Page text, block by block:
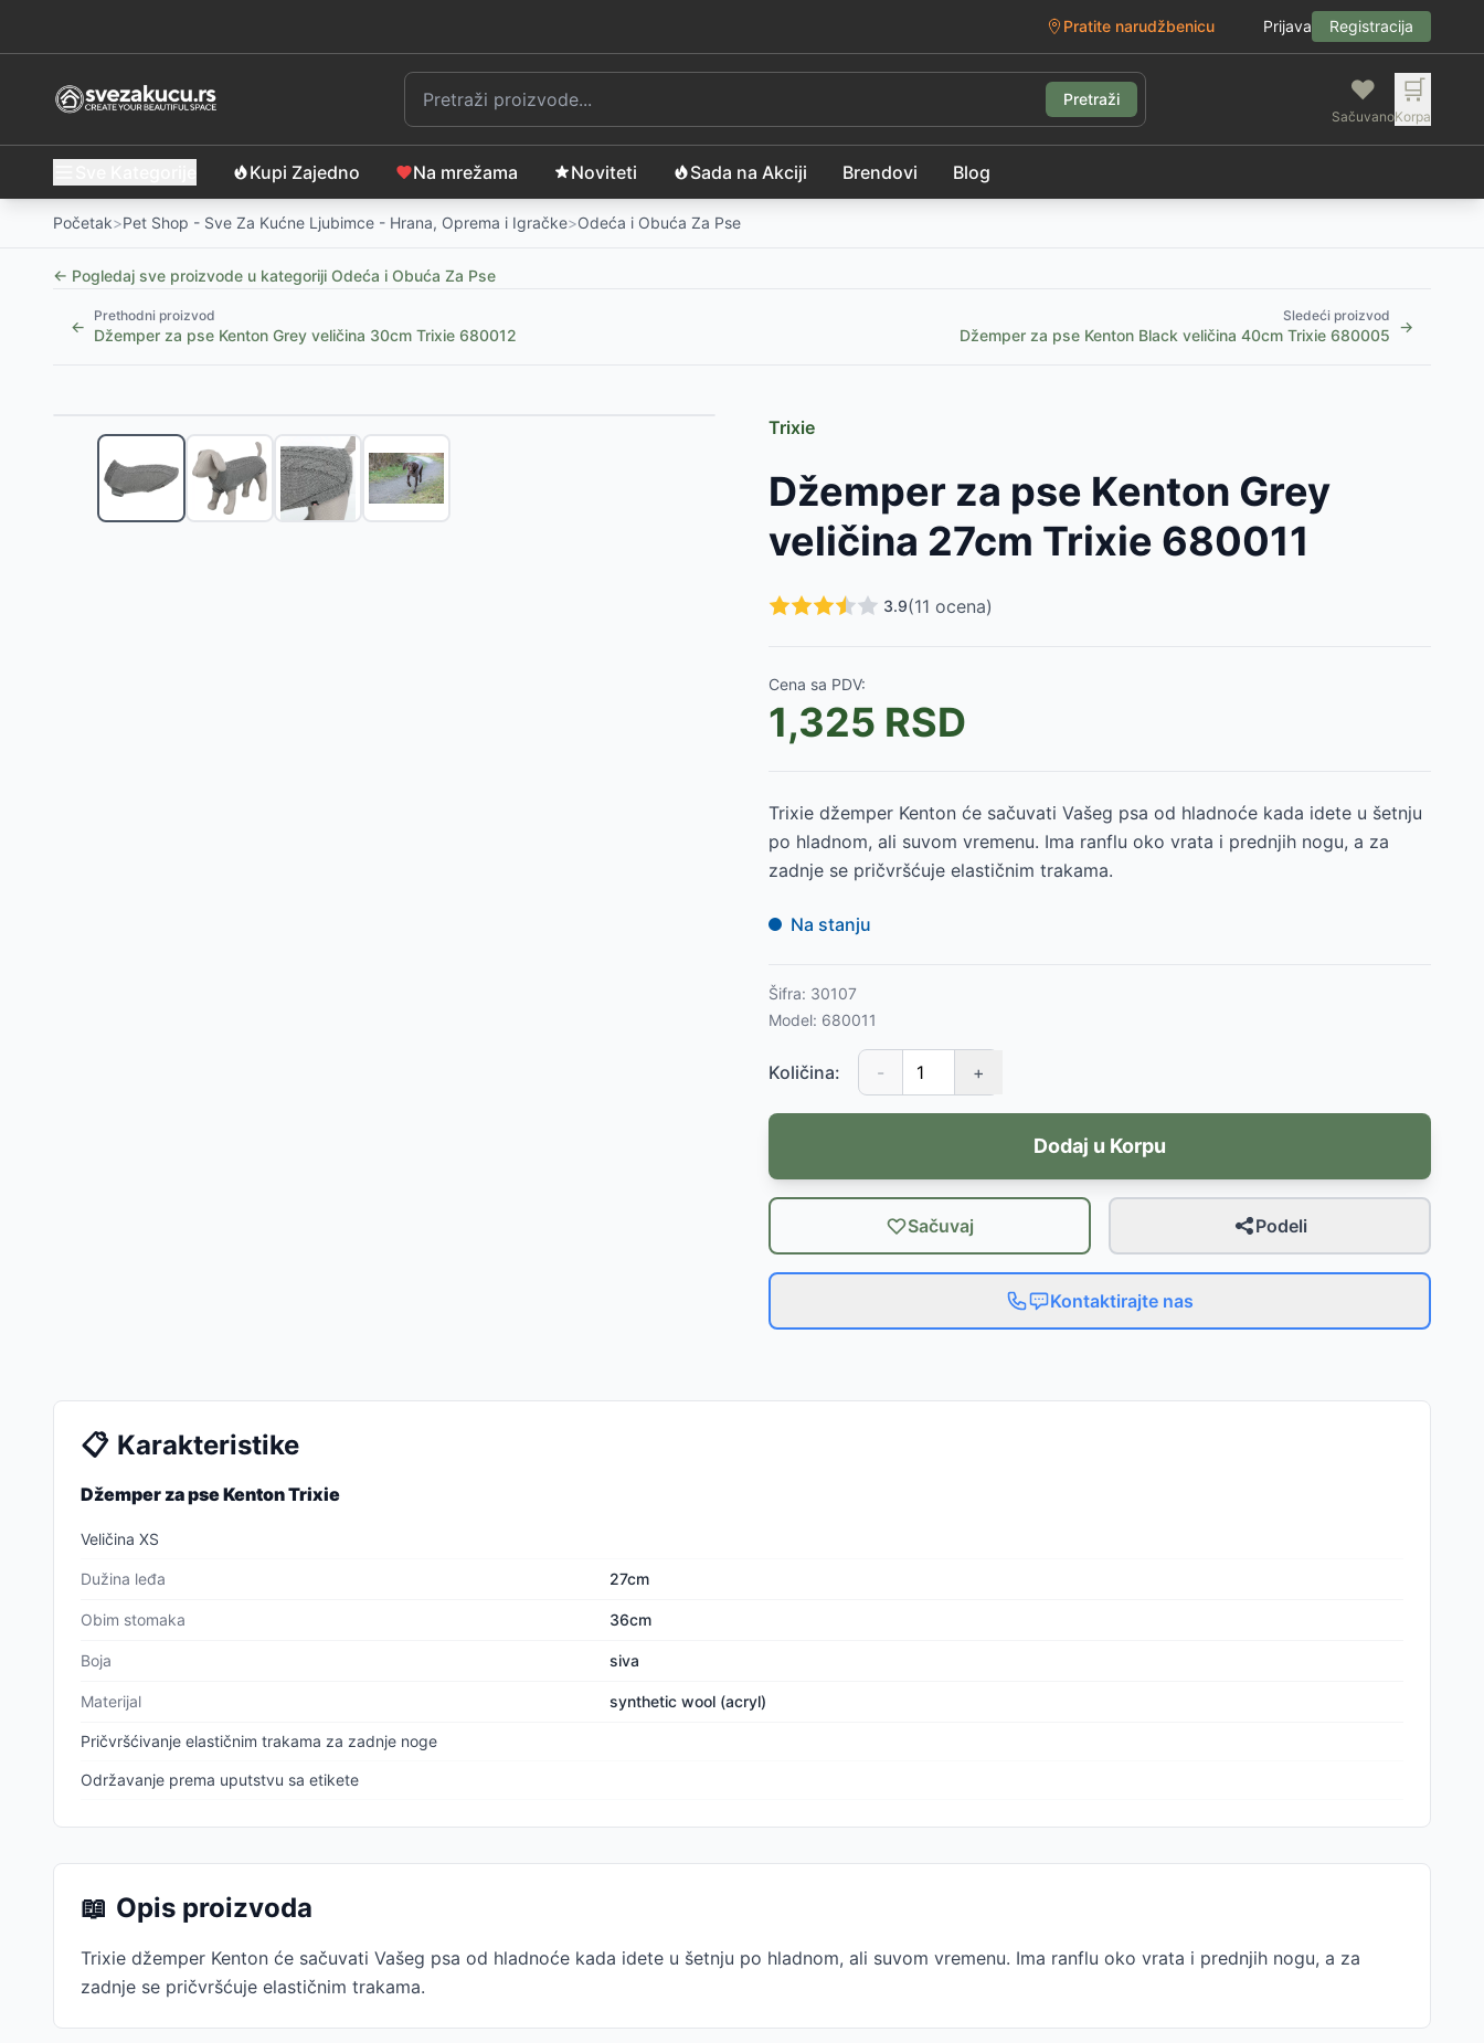
Pratite narudžbenicu Prijava Registracija
Pretraži ❤️
Sačuvano
🛒
Korpa
Kupi Zajedno Na mrežama Noviteti Sada na Akciji Brendovi Blog
Početak>Pet Shop - Sve Za Kućne Ljubimce - Hrana, Oprema i Igračke>Odeća i Obuća Za Pse
← Pogledaj sve proizvode u kategoriji Odeća i Obuća Za Pse
←
Prethodni proizvod
Džemper za pse Kenton Grey veličina 30cm Trixie 680012
Sledeći proizvod
Džemper za pse Kenton Black veličina 40cm Trixie 680005 →
Pet Line Odelo za pse Basic Orange veličina XS
Pet Line Odelo za pse Basic Green veličina XS-
Pet Line Odelo za pse Basic Green veličina S-
Trixie
Džemper za pse Kenton Grey
veličina 27cm Trixie 680011
3.9(11 ocena)
Cena sa PDV:
1,325 RSD
Trixie džemper Kenton će sačuvati Vašeg psa od hladnoće kada idete u šetnju
po hladnom, ali suvom vremenu. Ima ranflu oko vrata i prednjih nogu, a za
zadnje se pričvršćuje elastičnim trakama.
Na stanju
Šifra: 30107
Model: 680011
Količina: - +
Dodaj u Korpu
Sačuvaj Podeli
Kontaktirajte nas
📋 Karakteristike
Džemper za pse Kenton Trixie
Veličina XS
Dužina leđa 27cm
Obim stomaka 36cm
Boja siva
Materijal synthetic wool (acryl)
Pričvršćivanje elastičnim trakama za zadnje noge
Održavanje prema uputstvu sa etikete
📖 Opis proizvoda
Trixie džemper Kenton će sačuvati Vašeg psa od hladnoće kada idete u šetnju po hladnom, ali suvom vremenu. Ima ranflu oko vrata i prednjih nogu, a za
zadnje se pričvršćuje elastičnim trakama.